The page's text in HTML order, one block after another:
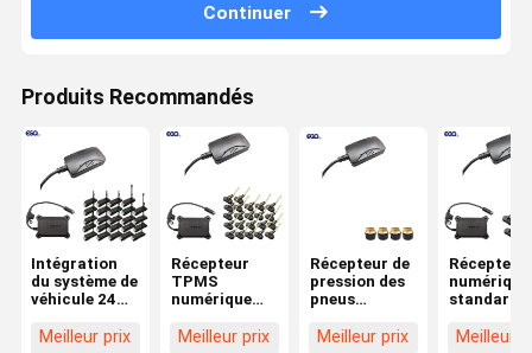
Continuer
Produits Recommandés
Intégration
du système de
véhicule 24
de données
Meilleur prix
Récepteur
TPMS
numérique
camions et
Meilleur prix
Récepteur de
pression des
pneus
LCD 24V pour
Meilleur prix
Récepteur
numérique
standard
à 6 roues
Meilleur